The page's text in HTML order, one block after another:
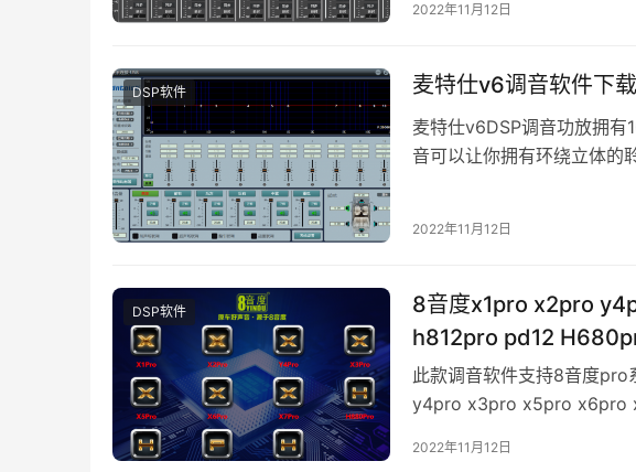
2022年11月12日
DSP软件 麦特仕v6调音软件下
麦特仕v6DSP调音功放拥有
音可以让你拥有环绕立体的
2022年11月12日
DSP软件
8音度x1pro x2pro
h812pro pd12
音软件
此款调音软件支持8音度
y4pro x3pro x5pro x6pro
2022年11月12日